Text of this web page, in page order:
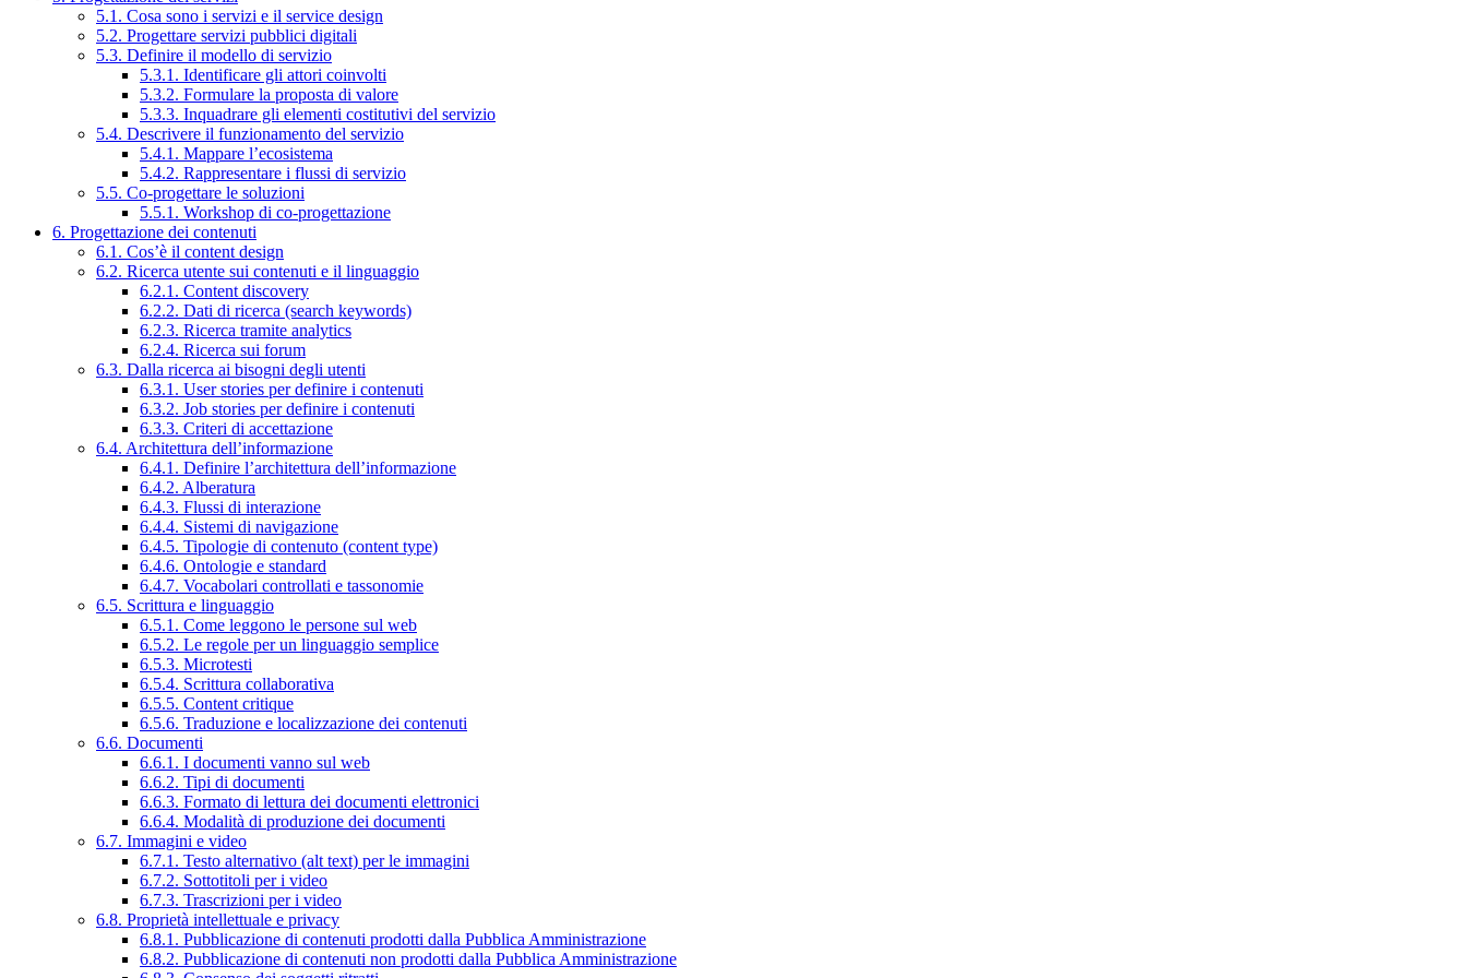
5.1. Cosa sono i servizi e il service design
5.2. Progettare servizi pubblici digitali
5.3. Definire il modello di servizio
5.3.1. Identificare gli attori coinvolti
5.3.2. Formulare la proposta di valore
5.3.3. Inquadrare gli elementi costitutivi del servizio
5.4. Descrivere il funzionamento del servizio
5.4.1. Mappare l’ecosistema
5.4.2. Rappresentare i flussi di servizio
5.5. Co-progettare le soluzioni
5.5.1. Workshop di co-progettazione
6. Progettazione dei contenuti
6.1. Cos’è il content design
6.2. Ricerca utente sui contenuti e il linguaggio
6.2.1. Content discovery
6.2.2. Dati di ricerca (search keywords)
6.2.3. Ricerca tramite analytics
6.2.4. Ricerca sui forum
6.3. Dalla ricerca ai bisogni degli utenti
6.3.1. User stories per definire i contenuti
6.3.2. Job stories per definire i contenuti
6.3.3. Criteri di accettazione
6.4. Architettura dell’informazione
6.4.1. Definire l’architettura dell’informazione
6.4.2. Alberatura
6.4.3. Flussi di interazione
6.4.4. Sistemi di navigazione
6.4.5. Tipologie di contenuto (content type)
6.4.6. Ontologie e standard
6.4.7. Vocabolari controllati e tassonomie
6.5. Scrittura e linguaggio
6.5.1. Come leggono le persone sul web
6.5.2. Le regole per un linguaggio semplice
6.5.3. Microtesti
6.5.4. Scrittura collaborativa
6.5.5. Content critique
6.5.6. Traduzione e localizzazione dei contenuti
6.6. Documenti
6.6.1. I documenti vanno sul web
6.6.2. Tipi di documenti
6.6.3. Formato di lettura dei documenti elettronici
6.6.4. Modalità di produzione dei documenti
6.7. Immagini e video
6.7.1. Testo alternativo (alt text) per le immagini
6.7.2. Sottotitoli per i video
6.7.3. Trascrizioni per i video
6.8. Proprietà intellettuale e privacy
6.8.1. Pubblicazione di contenuti prodotti dalla Pubblica Amministrazione
6.8.2. Pubblicazione di contenuti non prodotti dalla Pubblica Amministrazione